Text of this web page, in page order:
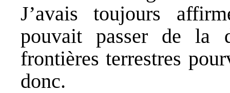
J’avais toujours
pouvait passer de la
frontières terrestres
donc.